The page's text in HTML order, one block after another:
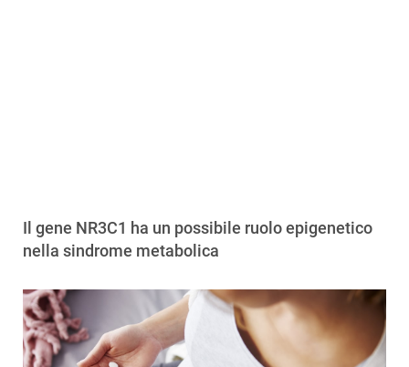
Il gene NR3C1 ha un possibile ruolo epigenetico
nella sindrome metabolica